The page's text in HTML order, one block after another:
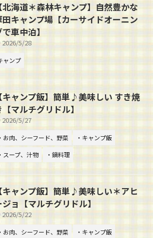
【北海道＊森林キャンプ】自然豊かな
田キャンプ場【カーサイドオーニン
車中泊】
2026/5/28
ャンプ
【キャンプ飯】簡単♪美味しい すき焼
【マルチグリドル】
2026/5/27
お肉、シーフード、野菜
・キャンプ飯
スープ、汁物
・鍋料理
【キャンプ飯】簡単♪美味しい＊アヒ
ジョ【マルチグリドル】
2026/5/22
お肉、シーフード、野菜
・キャンプ飯